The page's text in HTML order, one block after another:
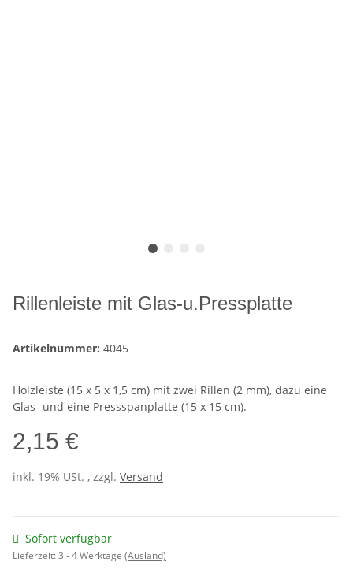
Rillenleiste mit Glas-u.Pressplatte
Artikelnummer: 4045
Holzleiste (15 x 5 x 1,5 cm) mit zwei Rillen (2 mm), dazu eine
Glas- und eine Pressspanplatte (15 x 15 cm).
2,15 €
inkl. 19% USt. , zzgl. Versand
Sofort verfügbar
Lieferzeit:3 - 4 Werktage (Ausland)